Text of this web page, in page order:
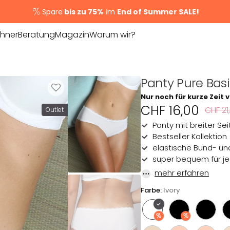
Spare bis zu 75% im End of Summer SALE!
& Zubehör
THEMEN
NEUHEITEN
Bestseller
Basics
Naturfasern
Große Größen
Beratung
BH Guide
Größenrechner
Tipps & Tricks
Fitting Events
MagazinWarum wir?
Unsere Werte
Gründerinnen
Unsere Story
Unser Team
Unsere Standorte
Jobs
Outlet
Panty Pure
Nur noch für kurze Zeit
CHF
CHF 16,00
Panty mit breiter
Bestseller Kollektion
elastische Bund-
super bequem für
mehr erfahren
Farbe: Ivory